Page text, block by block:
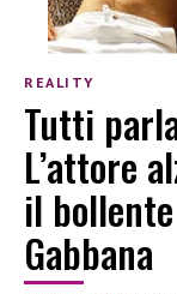
REALITY
Tutti
L’attore
il
Gabbana